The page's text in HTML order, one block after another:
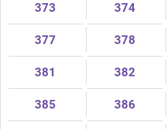
373 374
377 378
381 382
385 386